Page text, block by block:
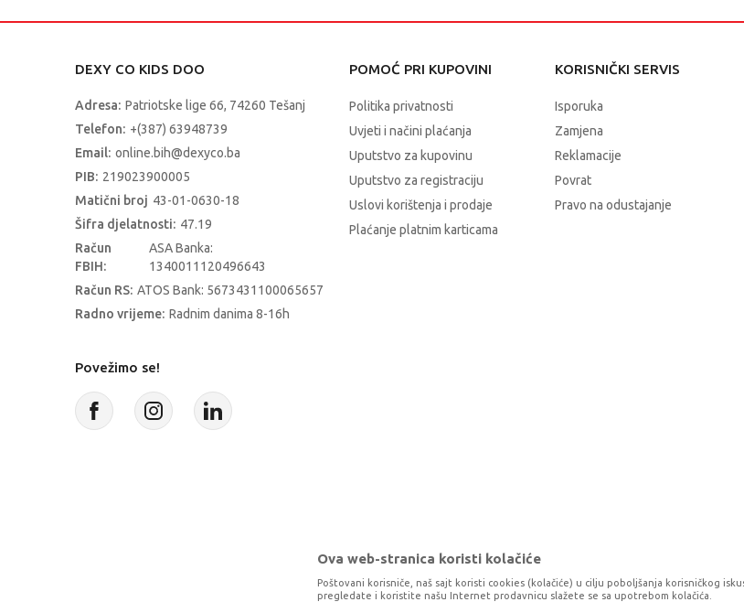
DEXY CO KIDS DOO
Adresa: Patriotske lige 66, 74260 Tešanj
Telefon: +(387) 63948739
Email: online.bih@dexyco.ba
PIB: 219023900005
Matični broj 43-01-0630-18
Šifra djelatnosti: 47.19
Račun
FBIH:
ASA Banka:
1340011120496643
Račun RS: ATOS Bank: 5673431100065657
Radno vrijeme: Radnim danima 8-16h
POMOĆ PRI KUPOVINI
Politika privatnosti
Uvjeti i načini plaćanja
Uputstvo za kupovinu
Uputstvo za registraciju
Uslovi korištenja i prodaje
Plaćanje platnim karticama
KORISNIČKI SERVIS
Isporuka
Zamjena
Reklamacije
Povrat
Pravo na odustajanje
Povežimo se!
Ova web-stranica koristi kolačiće
Poštovani korisniče, naš sajt koristi cookies (kolačiće) u cilju poboljšanja korisničkog
pregledate i koristite našu Internet prodavnicu slažete se sa upotrebom kolačića.